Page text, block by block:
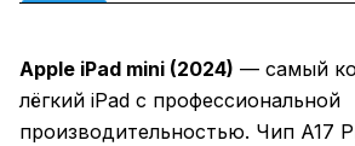
Apple iPad mini (2024) — самый
лёгкий iPad с профессиональной
производительностью. Чип A17